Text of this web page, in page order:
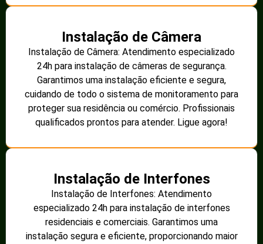
Instalação de Câmera
Instalação de Câmera: Atendimento especializado
24h para instalação de câmeras de segurança.
Garantimos uma instalação eficiente e segura,
cuidando de todo o sistema de monitoramento para
proteger sua residência ou comércio. Profissionais
qualificados prontos para atender. Ligue agora!
Instalação de Interfones
Instalação de Interfones: Atendimento
especializado 24h para instalação de interfones
residenciais e comerciais. Garantimos uma
instalação segura e eficiente, proporcionando maior